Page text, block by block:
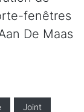
fenêtres
De Maas
Joint